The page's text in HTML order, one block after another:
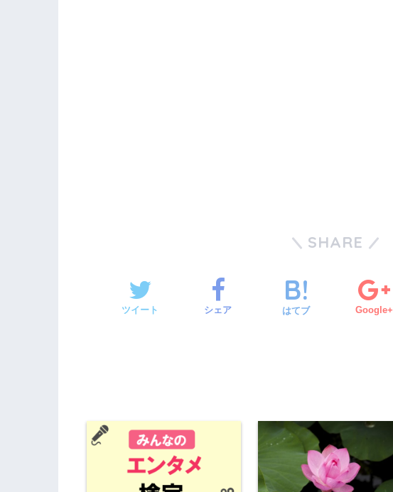
SHARE
ツイート シェア はてブ Google+